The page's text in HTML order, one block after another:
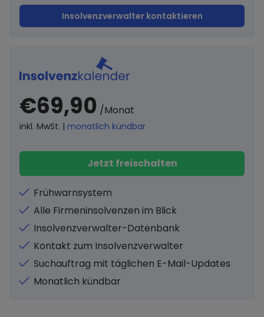
Insolvenzverwalter kontaktieren
€69,90 /Monat
inkl. MwSt. | monatlich kündbar
Jetzt freischalten
Frühwarnsystem
Alle Firmeninsolvenzen im Blick
Insolvenzverwalter-Datenbank
Kontakt zum Insolvenzverwalter
Suchauftrag mit täglichen E-Mail-Updates
Monatlich kündbar